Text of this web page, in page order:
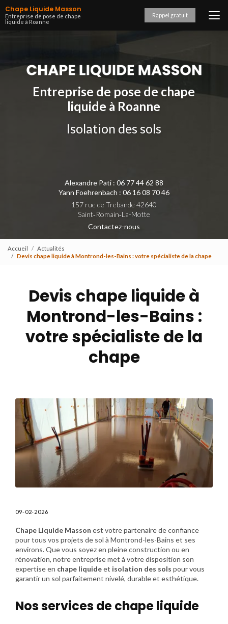
Aller
au
contenu
Chape Liquide Masson
Entreprise de pose de chape
liquide à Roanne
Rappel gratuit
Entreprise de pose de chape
liquide à Roanne
Isolation des sols
Alexandre Pati : 06 77 44 62 88
Yann Foehrenbach : 06 16 08 70 46
157 rue de Trebande 42640
Saint‑Romain‑La-Motte
Contactez-nous
Accueil
Actualités
Devis chape liquide à Montrond-les-Bains : votre spécialiste de la chape
Devis chape liquide à
Montrond-les-Bains :
votre spécialiste de la
chape
09-02-2026
Chape Liquide Masson est votre partenaire de confiance
pour tous vos projets de sol à Montrond-les-Bains et ses
environs. Que vous soyez en pleine construction ou en
rénovation, notre entreprise met à votre disposition son
expertise en chape liquideet isolation des sols pour vous
garantir un sol parfaitement nivelé, durable et esthétique.
Nos services de chape liquide